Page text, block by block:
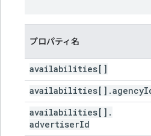
プロパティ名
availabilities[]
availabilities[] .agency
availabilities[] .
advertiserId